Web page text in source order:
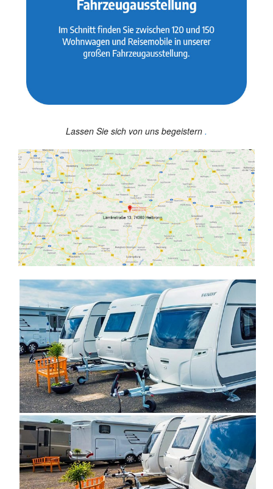
Lassen Sie sich von uns begeistern .